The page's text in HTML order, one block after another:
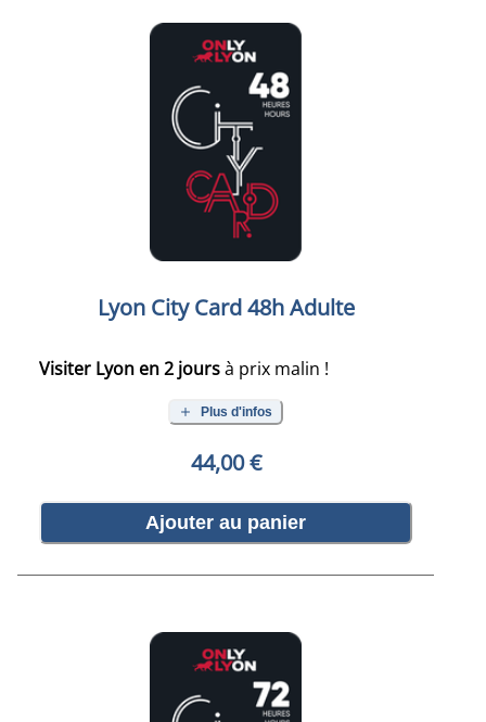
Lyon City Card 48h Adulte
Visiter Lyon en 2 joursà prix malin !
Plus d'infos
44,00 €
Ajouter au panier